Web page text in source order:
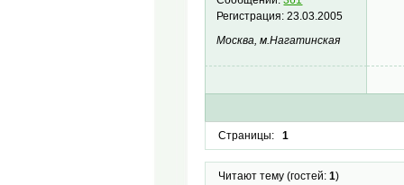
Регистрация:23.03.2005
Москва, м.Нагатинская
Страницы: 1
Читают тему (гостей: 1)